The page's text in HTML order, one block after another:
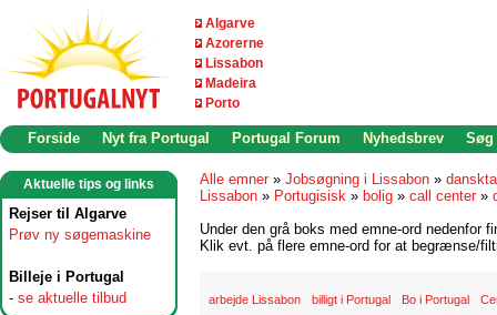
Algarve
Azorerne
Lissabon
Madeira
Porto
Forside Nyt fra Portugal Portugal Forum Nyhedsbrev Søg
Aktuelle tips og links
Rejser til Algarve
Prøv ny søgemaskine
Billeje i Portugal
- se aktuelle tilbud
Alle emner » Jobsøgning i Lissabon »
Lissabon » Portugisisk » bolig » call center »
Under den grå boks med emne-ord nedenfor
Klik evt. på flere emne-ord for at begrænse/
arbejde Lissabon billigt i Portugal Bo i Portugal